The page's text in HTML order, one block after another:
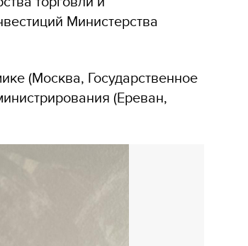
Министерства
(Москва, Государственное
(Ереван,